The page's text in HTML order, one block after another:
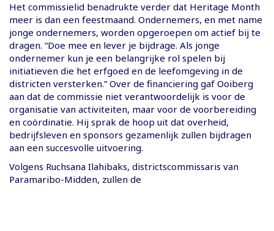
Het commissielid benadrukte verder dat Heritage Month
meer is dan een feestmaand. Ondernemers, en met name
jonge ondernemers, worden opgeroepen om actief bij te
dragen. “Doe mee en lever je bijdrage. Als jonge
ondernemer kun je een belangrijke rol spelen bij
initiatieven die het erfgoed en de leefomgeving in de
districten versterken.” Over de financiering gaf Ooiberg
aan dat de commissie niet verantwoordelijk is voor de
organisatie van activiteiten, maar voor de voorbereiding
en coördinatie. Hij sprak de hoop uit dat overheid,
bedrijfsleven en sponsors gezamenlijk zullen bijdragen
aan een succesvolle uitvoering.
Volgens Ruchsana Ilahibaks, districtscommissaris van
Paramaribo-Midden, zullen de